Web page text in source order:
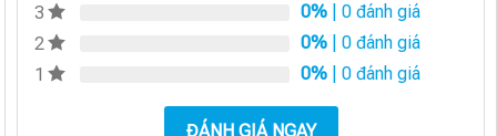
3
0% | 0 đánh giá
2
0% | 0 đánh giá
1
0% | 0 đánh giá
ĐÁNH GIÁ NGAY